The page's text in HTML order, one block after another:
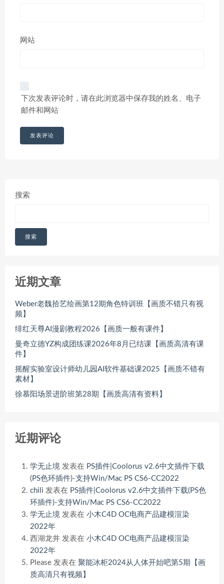
网站
下次发表评论时，请在此浏览器中保存我的姓名、电子
邮件和网站
搜索
搜索
近期文章
Weber老魏拾艺绘画第12期角色特训班【画质不错只有视
频】
绯红天尊AI漫剧教程2026【画质一般有课件】
曼奇立德YZ构成团练课2026年8月已结课【画质高清有课
件】
摇醒实验室设计师幼儿园AI软件基础课2025【画质不错有
素材】
徐慕阳场景进阶班第28期【画质高清有资料】
近期评论
学无止境 发表在 PS插件|Coolorus v2.6中文插件下载
(PS色环插件)-支持Win/Mac PS CS6-CC2022
chili 发表在 PS插件|Coolorus v2.6中文插件下载(PS色
环插件)-支持Win/Mac PS CS6-CC2022
学无止境 发表在 小木C4D OC电商产品建模渲染
2022年
西湖龙井 发表在 小木C4D OC电商产品建模渲染
2022年
Please 发表在 聚能冰柜2024从人体开始吧第5期【画
质高清只有视频】